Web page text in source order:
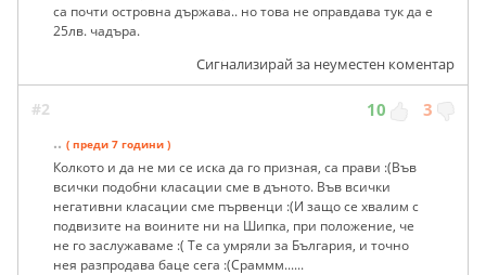
са почти островна държава.. но това не оправдава тук да е
25лв. чадъра.
Сигнализирай за неуместен коментар
#2 10 3
.. ( преди 7 години )
Колкото и да не ми се иска да го призная, са прави :(Във
всички подобни класации сме в дъното. Във всички
негативни класации сме първенци :(И защо се хвалим с
подвизите на воините ни на Шипка, при положение, че
не го заслужаваме :( Те са умряли за България, и точно
нея разпродава баце сега :(Сраммм......